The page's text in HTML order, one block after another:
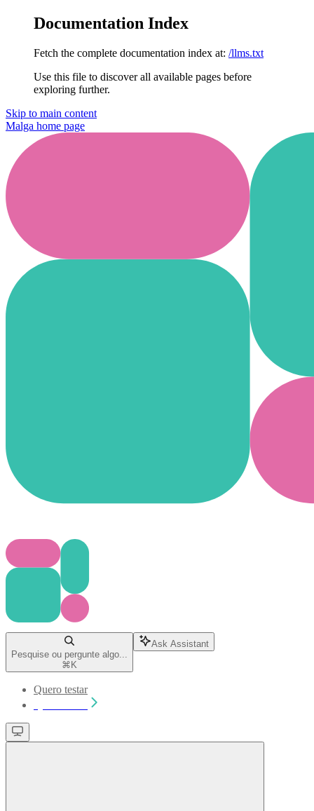
Documentation Index
Fetch the complete documentation index at: /llms.txt
Use this file to discover all available pages before
exploring further.
Skip to main content
Malga home page
Pesquise ou pergunte algo...
⌘ K
Ask Assistant
Quero testar